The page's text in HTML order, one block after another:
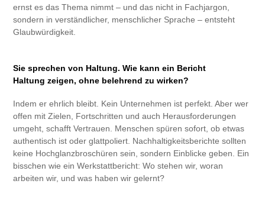
ernst es das Thema nimmt – und das nicht in Fachjargon,
sondern in verständlicher, menschlicher Sprache – entsteht
Glaubwürdigkeit.​​​​​​​
Sie sprechen von Haltung. Wie kann ein Bericht
Haltung zeigen, ohne belehrend zu wirken?​​​​​​​
Indem er ehrlich bleibt. Kein Unternehmen ist perfekt. Aber wer
offen mit Zielen, Fortschritten und auch Herausforderungen
umgeht, schafft Vertrauen. Menschen spüren sofort, ob etwas
authentisch ist oder glattpoliert. Nachhaltigkeitsberichte sollten
keine Hochglanzbroschüren sein, sondern Einblicke geben. Ein
bisschen wie ein Werkstattbericht: Wo stehen wir, woran
arbeiten wir, und was haben wir gelernt?​​​​​​​